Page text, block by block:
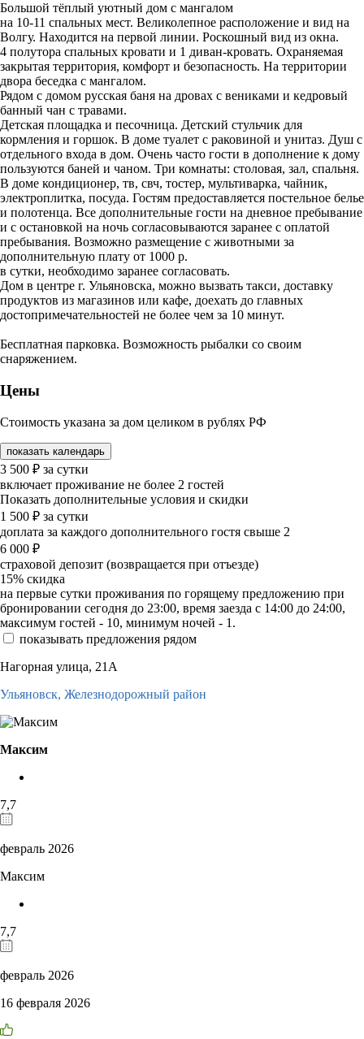
Большой тёплый уютный дом с мангалом
на 10-11 спальных мест. Великолепное расположение и вид на
Волгу. Находится на первой линии. Роскошный вид из окна.
4 полутора спальных кровати и 1 диван-кровать. Охраняемая
закрытая территория, комфорт и безопасность. На территории
двора беседка с мангалом.
Рядом с домом русская баня на дровах с вениками и кедровый
банный чан с травами.
Детская площадка и песочница. Детский стульчик для
кормления и горшок. В доме туалет с раковиной и унитаз. Душ с
отдельного входа в дом. Очень часто гости в дополнение к дому
пользуются баней и чаном. Три комнаты: столовая, зал, спальня.
В доме кондиционер, тв, свч, тостер, мультиварка, чайник,
электроплитка, посуда. Гостям предоставляется постельное белье
и полотенца. Все дополнительные гости на дневное пребывание
и с остановкой на ночь согласовываются заранее с оплатой
пребывания. Возможно размещение с животными за
дополнительную плату от 1000 р.
в сутки, необходимо заранее согласовать.
Дом в центре г. Ульяновска, можно вызвать такси, доставку
продуктов из магазинов или кафе, доехать до главных
достопримечательностей не более чем за 10 минут.
Бесплатная парковка. Возможность рыбалки со своим
снаряжением.
Цены
Стоимость указана за дом целиком в рублях РФ
показать календарь
3 500 ₽ за сутки
включает проживание не более 2 гостей
Показать дополнительные условия и скидки
1 500 ₽ за сутки
доплата за каждого дополнительного гостя свыше 2
6 000 ₽
страховой депозит (возвращается при отъезде)
15% скидка
на первые сутки проживания по горящему предложению при
бронировании сегодня до 23:00, время заезда с 14:00 до 24:00,
максимум гостей - 10, минимум ночей - 1.
показывать предложения рядом
Нагорная улица, 21А
Ульяновск, Железнодорожный район
Максим
7,7
февраль 2026
Максим
7,7
февраль 2026
16 февраля 2026